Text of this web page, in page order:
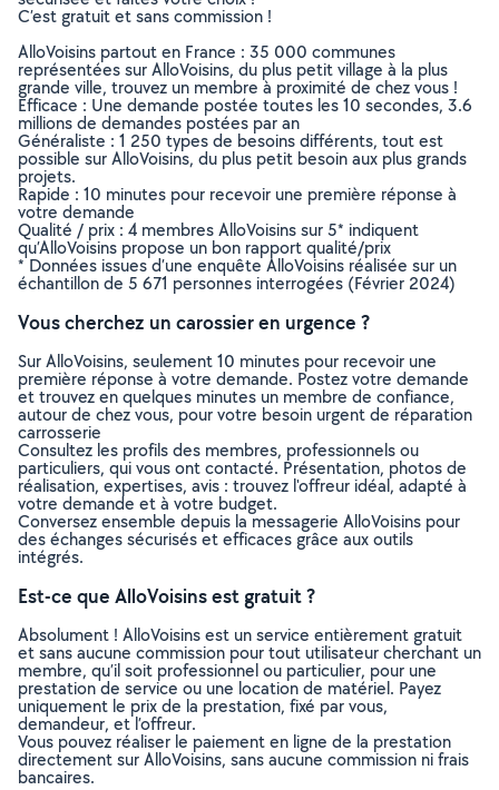
C’est gratuit et sans commission !
AlloVoisins partout en France : 35 000 communes
représentées sur AlloVoisins, du plus petit village à la plus
grande ville, trouvez un membre à proximité de chez vous !
Efficace : Une demande postée toutes les 10 secondes, 3.6
millions de demandes postées par an
Généraliste : 1 250 types de besoins différents, tout est
possible sur AlloVoisins, du plus petit besoin aux plus grands
projets.
Rapide : 10 minutes pour recevoir une première réponse à
votre demande
Qualité / prix : 4 membres AlloVoisins sur 5* indiquent
qu’AlloVoisins propose un bon rapport qualité/prix
* Données issues d’une enquête AlloVoisins réalisée sur un
échantillon de 5 671 personnes interrogées (Février 2024)
Vous cherchez un carossier en urgence ?
Sur AlloVoisins, seulement 10 minutes pour recevoir une
première réponse à votre demande. Postez votre demande
et trouvez en quelques minutes un membre de confiance,
autour de chez vous, pour votre besoin urgent de réparation
carrosserie
Consultez les profils des membres, professionnels ou
particuliers, qui vous ont contacté. Présentation, photos de
réalisation, expertises, avis : trouvez l'offreur idéal, adapté à
votre demande et à votre budget.
Conversez ensemble depuis la messagerie AlloVoisins pour
des échanges sécurisés et efficaces grâce aux outils
intégrés.
Est-ce que AlloVoisins est gratuit ?
Absolument ! AlloVoisins est un service entièrement gratuit
et sans aucune commission pour tout utilisateur cherchant un
membre, qu’il soit professionnel ou particulier, pour une
prestation de service ou une location de matériel. Payez
uniquement le prix de la prestation, fixé par vous,
demandeur, et l’offreur.
Vous pouvez réaliser le paiement en ligne de la prestation
directement sur AlloVoisins, sans aucune commission ni frais
bancaires.